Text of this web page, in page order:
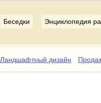
Беседки Энциклопедия
Ландшафтный дизайн